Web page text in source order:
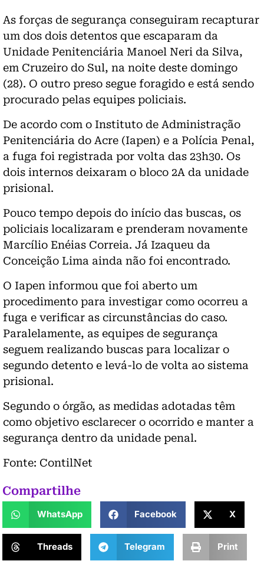
As forças de segurança conseguiram recapturar
um dos dois detentos que escaparam da
Unidade Penitenciária Manoel Neri da Silva,
em Cruzeiro do Sul, na noite deste domingo
(28). O outro preso segue foragido e está sendo
procurado pelas equipes policiais.
De acordo com o Instituto de Administração
Penitenciária do Acre (Iapen) e a Polícia Penal,
a fuga foi registrada por volta das 23h30. Os
dois internos deixaram o bloco 2A da unidade
prisional.
Pouco tempo depois do início das buscas, os
policiais localizaram e prenderam novamente
Marcílio Enéias Correia. Já Izaqueu da
Conceição Lima ainda não foi encontrado.
O Iapen informou que foi aberto um
procedimento para investigar como ocorreu a
fuga e verificar as circunstâncias do caso.
Paralelamente, as equipes de segurança
seguem realizando buscas para localizar o
segundo detento e levá-lo de volta ao sistema
prisional.
Segundo o órgão, as medidas adotadas têm
como objetivo esclarecer o ocorrido e manter a
segurança dentro da unidade penal.
Fonte: ContilNet
Compartilhe
WhatsApp Facebook X
Threads Telegram Print